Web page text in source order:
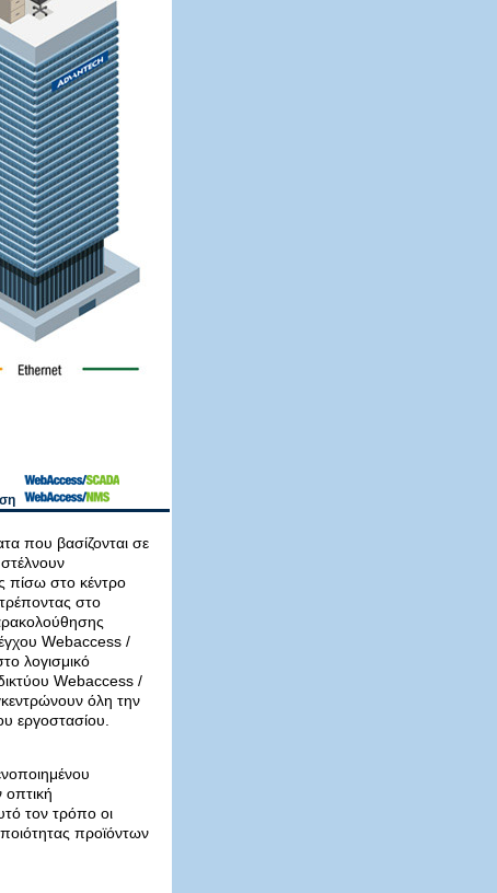
που βασίζονται σε
πίσω στο κέντρο
στο
Webaccess /
λογισμικό
δικτύου Webaccess /
όλη την
εργοστασίου.
τον τρόπο οι
προϊόντων